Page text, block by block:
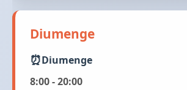
Diumenge
Diumenge
8:00 - 20:00